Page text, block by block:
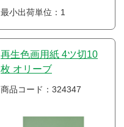
最小出荷単位：1
再生色画用紙 4ツ切10
枚 オリーブ
商品コード：324347